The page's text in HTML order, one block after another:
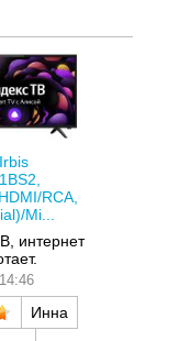
RCA,
Mi...
интернет
Инна